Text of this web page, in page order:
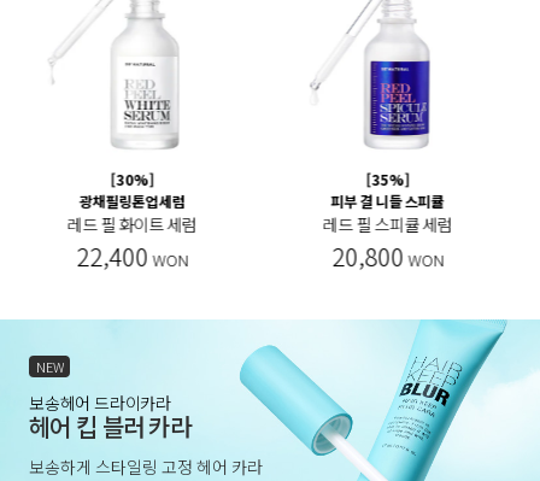
[30%]
각질잡는 귀신세럼
레드 필 팅글 세럼
19,600WON
[20%]
살버터 블렌딩 세럼
살버터 글로우 레이어 세럼
24,000WON
NEW
보송헤어 드라이카라
헤어 킵 블러 카라
보송하게 스타일링 고정 헤어 카라